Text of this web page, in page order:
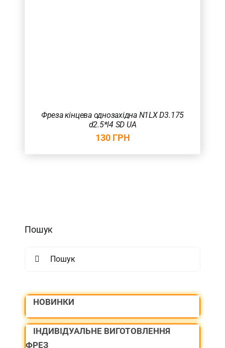
Фреза кінцева однозахідна N1LX D3.175
d2.5*l4 SD UA
130 ГРН
Пошук
НОВИНКИ
ІНДИВІДУАЛЬНЕ ВИГОТОВЛЕННЯ
ФРЕЗ